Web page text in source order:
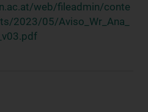
web/fileadmin/conte
2023/05/Aviso_Wr_Ana_